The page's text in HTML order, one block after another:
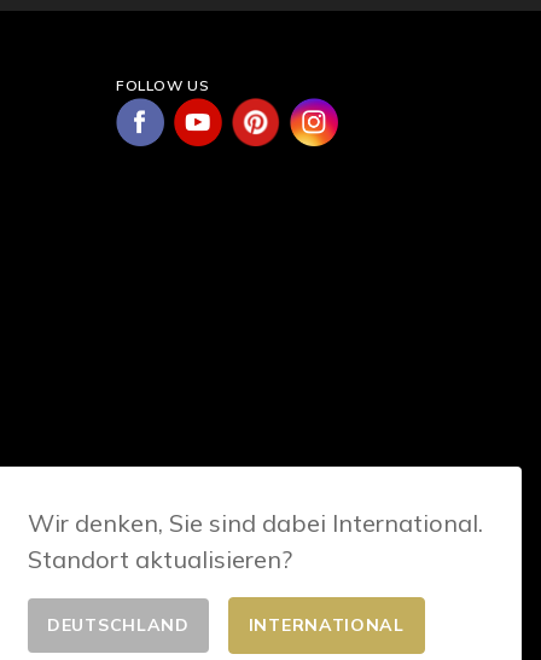
FOLLOW US
Wir denken, Sie sind dabei International.
Standort aktualisieren?
DEUTSCHLAND INTERNATIONAL